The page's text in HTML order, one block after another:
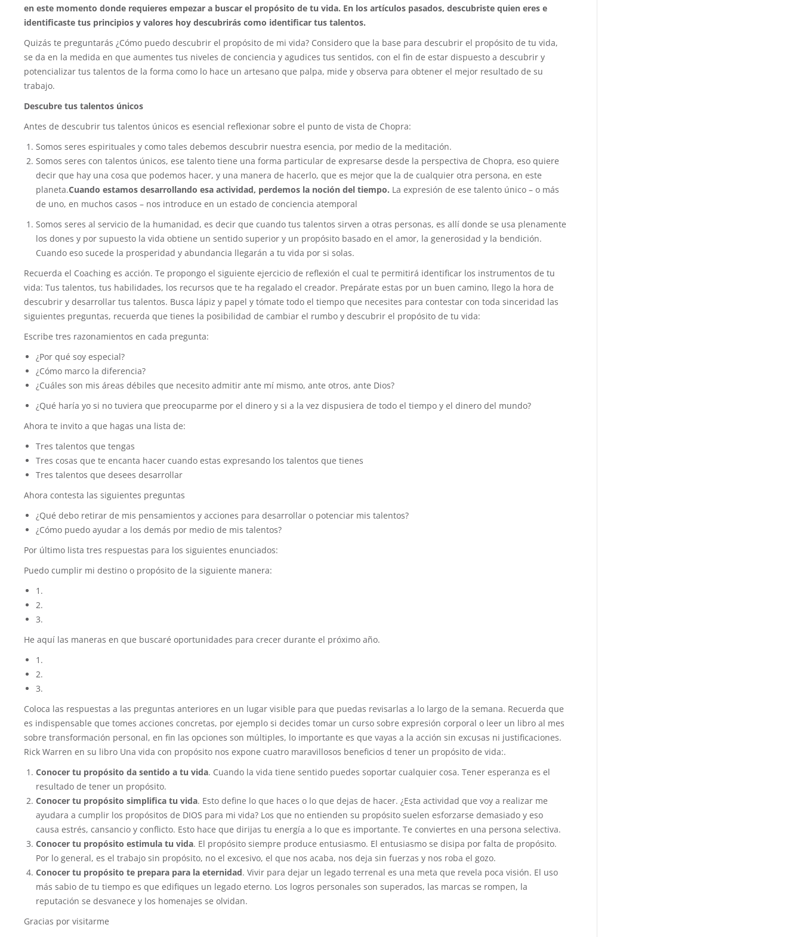
en este momento donde requieres empezar a buscar el propósito de tu vida. En los artículos pasados, descubriste quien eres e
identificaste tus principios y valores hoy descubrirás como identificar tus talentos.
Quizás te preguntarás ¿Cómo puedo descubrir el propósito de mi vida? Considero que la base para descubrir el propósito de tu vida,
se da en la medida en que aumentes tus niveles de conciencia y agudices tus sentidos, con el fin de estar dispuesto a descubrir y
potencializar tus talentos de la forma como lo hace un artesano que palpa, mide y observa para obtener el mejor resultado de su
trabajo.
Descubre tus talentos únicos
Antes de descubrir tus talentos únicos es esencial reflexionar sobre el punto de vista de Chopra:
Somos seres espirituales y como tales debemos descubrir nuestra esencia, por medio de la meditación.
Somos seres con talentos únicos, ese talento tiene una forma particular de expresarse desde la perspectiva de Chopra, eso quiere
decir que hay una cosa que podemos hacer, y una manera de hacerlo, que es mejor que la de cualquier otra persona, en este
planeta.Cuando estamos desarrollando esa actividad, perdemos la noción del tiempo. La expresión de ese talento único – o más
de uno, en muchos casos – nos introduce en un estado de conciencia atemporal
Somos seres al servicio de la humanidad, es decir que cuando tus talentos sirven a otras personas, es allí donde se usa plenamente
los dones y por supuesto la vida obtiene un sentido superior y un propósito basado en el amor, la generosidad y la bendición.
Cuando eso sucede la prosperidad y abundancia llegarán a tu vida por si solas.
Recuerda el Coaching es acción. Te propongo el siguiente ejercicio de reflexión el cual te permitirá identificar los instrumentos de tu
vida: Tus talentos, tus habilidades, los recursos que te ha regalado el creador. Prepárate estas por un buen camino, llego la hora de
descubrir y desarrollar tus talentos. Busca lápiz y papel y tómate todo el tiempo que necesites para contestar con toda sinceridad las
siguientes preguntas, recuerda que tienes la posibilidad de cambiar el rumbo y descubrir el propósito de tu vida:
Escribe tres razonamientos en cada pregunta:
¿Por qué soy especial?
¿Cómo marco la diferencia?
¿Cuáles son mis áreas débiles que necesito admitir ante mí mismo, ante otros, ante Dios?
¿Qué haría yo si no tuviera que preocuparme por el dinero y si a la vez dispusiera de todo el tiempo y el dinero del mundo?
Ahora te invito a que hagas una lista de:
Tres talentos que tengas
Tres cosas que te encanta hacer cuando estas expresando los talentos que tienes
Tres talentos que desees desarrollar
Ahora contesta las siguientes preguntas
¿Qué debo retirar de mis pensamientos y acciones para desarrollar o potenciar mis talentos?
¿Cómo puedo ayudar a los demás por medio de mis talentos?
Por último lista tres respuestas para los siguientes enunciados:
Puedo cumplir mi destino o propósito de la siguiente manera:
1.
2.
3.
He aquí las maneras en que buscaré oportunidades para crecer durante el próximo año.
1.
2.
3.
Coloca las respuestas a las preguntas anteriores en un lugar visible para que puedas revisarlas a lo largo de la semana. Recuerda que
es indispensable que tomes acciones concretas, por ejemplo si decides tomar un curso sobre expresión corporal o leer un libro al mes
sobre transformación personal, en fin las opciones son múltiples, lo importante es que vayas a la acción sin excusas ni justificaciones.
Rick Warren en su libro Una vida con propósito nos expone cuatro maravillosos beneficios d tener un propósito de vida:.
Conocer tu propósito da sentido a tu vida. Cuando la vida tiene sentido puedes soportar cualquier cosa. Tener esperanza es el
resultado de tener un propósito.
Conocer tu propósito simplifica tu vida. Esto define lo que haces o lo que dejas de hacer. ¿Esta actividad que voy a realizar me
ayudara a cumplir los propósitos de DIOS para mi vida? Los que no entienden su propósito suelen esforzarse demasiado y eso
causa estrés, cansancio y conflicto. Esto hace que dirijas tu energía a lo que es importante. Te conviertes en una persona selectiva.
Conocer tu propósito estimula tu vida. El propósito siempre produce entusiasmo. El entusiasmo se disipa por falta de propósito.
Por lo general, es el trabajo sin propósito, no el excesivo, el que nos acaba, nos deja sin fuerzas y nos roba el gozo.
Conocer tu propósito te prepara para la eternidad. Vivir para dejar un legado terrenal es una meta que revela poca visión. El uso
más sabio de tu tiempo es que edifiques un legado eterno. Los logros personales son superados, las marcas se rompen, la
reputación se desvanece y los homenajes se olvidan.
Gracias por visitarme